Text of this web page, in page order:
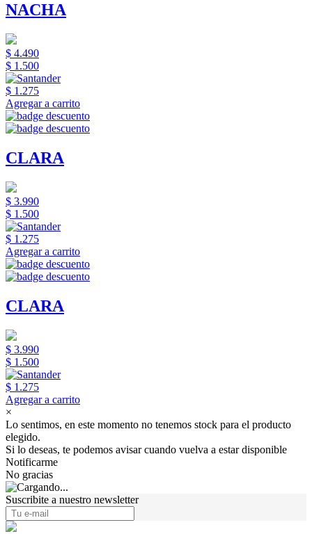
NACHA
$ 4.490
$ 1.500
$ 1.275
Agregar a carrito
CLARA
$ 3.990
$ 1.500
$ 1.275
Agregar a carrito
CLARA
$ 3.990
$ 1.500
$ 1.275
Agregar a carrito
×
Lo sentimos, en este momento no tenemos stock para el producto
elegido.
Si lo deseas, te podemos avisar cuando vuelva a estar disponible
Notificarme
No gracias
Suscribite a nuestro newsletter